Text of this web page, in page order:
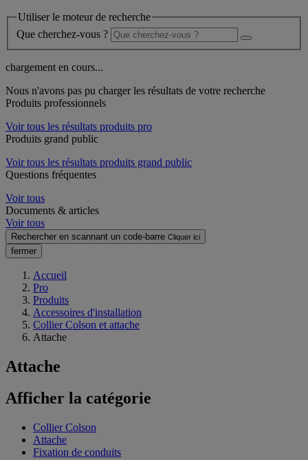
Utiliser le moteur de recherche
Que cherchez-vous ?
chargement en cours...
Nous n'avons pas pu charger les résultats de votre recherche
Produits professionnels
Voir tous les résultats produits pro
Produits grand public
Voir tous les résultats produits grand public
Questions fréquentes
Voir tous
Documents & articles
Voir tous
Rechercher en scannant un code-barre Cliquer ici
fermer
Accueil
Pro
Produits
Accessoires d'installation
Collier Colson et attache
Attache
Attache
Afficher la catégorie
Collier Colson
Attache
Fixation de conduits